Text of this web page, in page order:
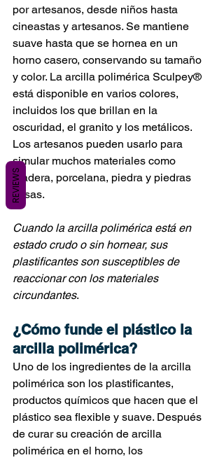
por artesanos, desde niños hasta
cineastas y artesanos. Se mantiene
suave hasta que se hornea en un
horno casero, conservando su tamaño
y color. La arcilla polimérica Sculpey®
está disponible en varios colores,
incluidos los que brillan en la
oscuridad, el granito y los metálicos.
Los artesanos pueden usarlo para
simular muchos materiales como
madera, porcelana, piedra y piedras
falsas.
Cuando la arcilla polimérica está en
estado crudo o sin hornear, sus
plastificantes son susceptibles de
reaccionar con los materiales
circundantes.
¿Cómo funde el plástico la
arcilla polimérica?
Uno de los ingredientes de la arcilla
polimérica son los plastificantes,
productos químicos que hacen que el
plástico sea flexible y suave. Después
de curar su creación de arcilla
polimérica en el horno, los
REVIEWS